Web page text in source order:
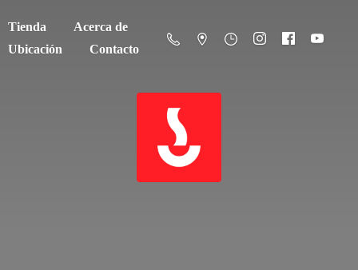
Tienda
Acerca de
Ubicación
Contacto